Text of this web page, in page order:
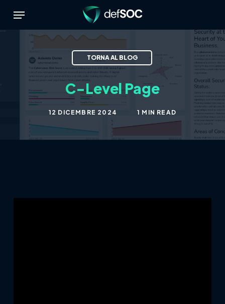
Menu
C-Level Page
12 DICEMBRE 2024 1 MIN READ